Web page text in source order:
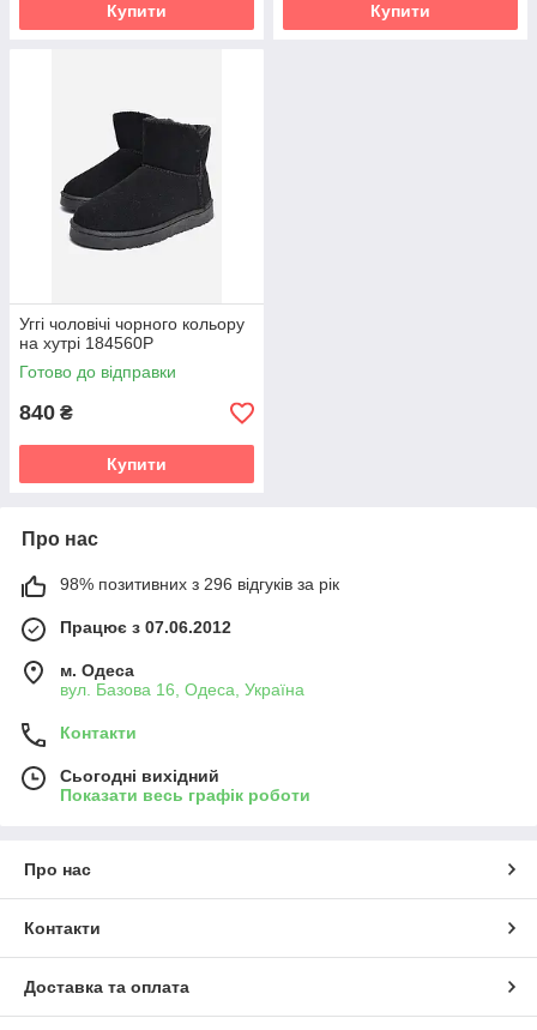
Купити Купити
Уггі чоловічі чорного кольору
на хутрі 184560P
Готово до відправки
840 ₴
Купити
Про нас
98% позитивних з 296 відгуків за рік
Працює з 07.06.2012
м. Одеса
вул. Базова 16, Одеса, Україна
Контакти
Сьогодні вихідний
Показати весь графік роботи
Про нас
Контакти
Доставка та оплата